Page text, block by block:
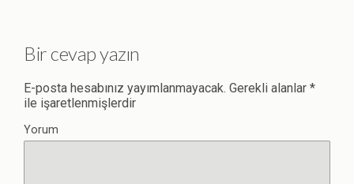
Bir cevap yazın
E-posta hesabınız yayımlanmayacak. Gerekli alanlar *
ile işaretlenmişlerdir
Yorum